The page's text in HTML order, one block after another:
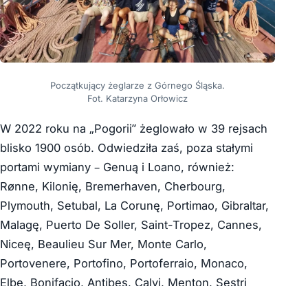
Początkujący żeglarze z Górnego Śląska.
Fot. Katarzyna Orłowicz
W 2022 roku na „Pogorii” żeglowało w 39 rejsach
blisko 1900 osób. Odwiedziła zaś, poza stałymi
portami wymiany – Genuą i Loano, również:
Rønne, Kilonię, Bremerhaven, Cherbourg,
Plymouth, Setubal, La Corunę, Portimao, Gibraltar,
Malagę, Puerto De Soller, Saint-Tropez, Cannes,
Niceę, Beaulieu Sur Mer, Monte Carlo,
Portovenere, Portofino, Portoferraio, Monaco,
Elbę, Bonifacio, Antibes, Calvi, Menton, Sestri